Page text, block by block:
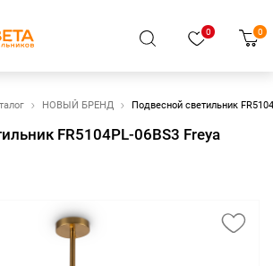
0 0
НОВЫЙ БРЕНД Подвесной светильник
FR5104PL-06BS3 Freya